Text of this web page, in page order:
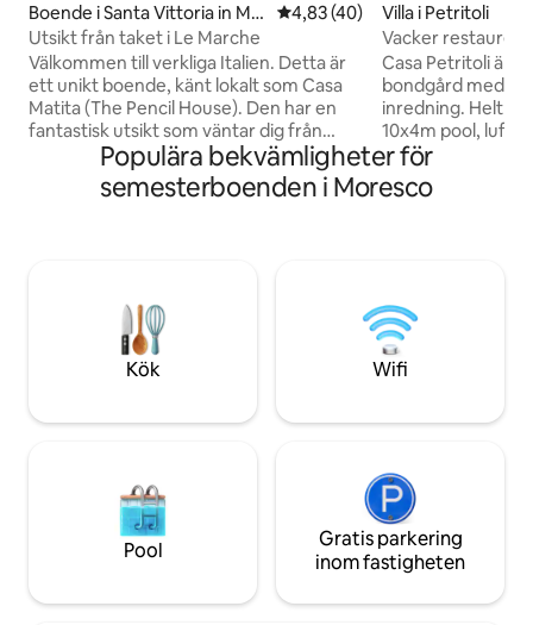
Boende i Santa Vittoria in Mat
enano
4,83 av 5 i genomsnittligt
4,83 (40)
Utsikt från taket i Le Marche
Välkommen till verkliga Italien. Detta är
ett unikt boende, känt lokalt som Casa
Matita (The Pencil House). Den har en
fantastisk utsikt som väntar dig från
loggian (täckt terrass). Koppla av, läs,
drick prosecco eller ät medan du tittar
på fantastiska solnedgångar i den
restaurerade, med tre sovrum med
dubbelsäng, parkering 50 m och
butiker/bageri/taverna 200 m.
Villa i Petritoli
Vacker
underbar utsikt
Casa Petritoli är
bondgård med
inredning. Helt
10x4m pool,
täckt veranda
sten pizza ugn.
ställe att koppla
närmaste byar
restauranger. 15
Populära bekvämligheter för
semesterboenden i Moresco
Kök Wifi
Pool
Gratis parkering
inom fastigheten